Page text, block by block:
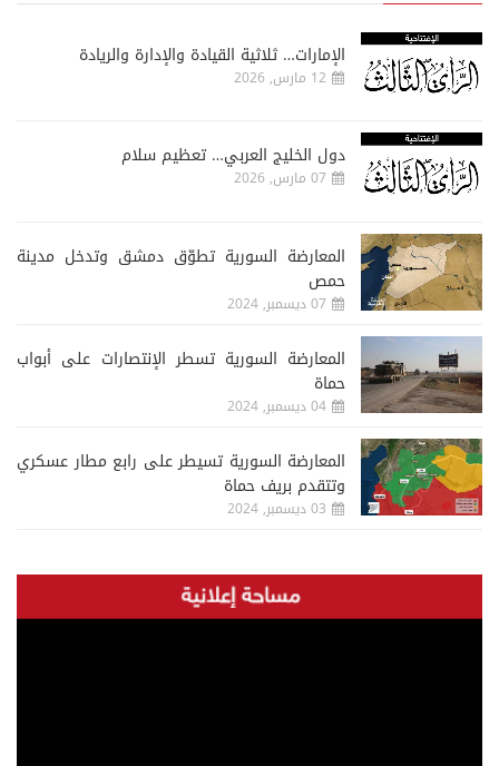
الإمارات… ثلاثية القيادة والإدارة والريادة
12 مارس, 2026
دول الخليج العربي… تعظيم سلام
07 مارس, 2026
المعارضة السورية تطوّق دمشق وتدخل مدينة
حمص
07 ديسمبر, 2024
المعارضة السورية تسطر الإنتصارات على أبواب
حماة
04 ديسمبر, 2024
المعارضة السورية تسيطر على رابع مطار عسكري
وتتقدم بريف حماة
03 ديسمبر, 2024